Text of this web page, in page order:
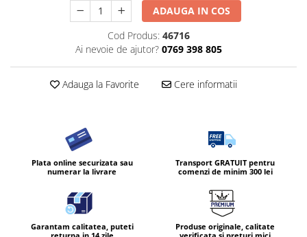
ADAUGA IN COS
Cod Produs: 46716
Ai nevoie de ajutor? 0769 398 805
Adauga la Favorite Cere informatii
Plata online securizata sau
numerar la livrare
Transport GRATUIT pentru
comenzi de minim 300 lei
Garantam calitatea, puteti
Produse originale, calitate